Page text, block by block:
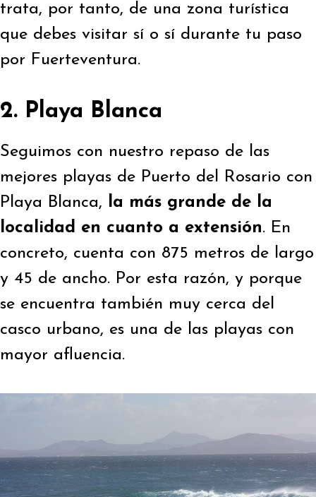
trata, por tanto, de una zona turística
que debes visitar sí o sí durante tu paso
por Fuerteventura.
2. Playa Blanca
Seguimos con nuestro repaso de las
mejores playas de Puerto del Rosario con
Playa Blanca, la más grande de la
localidad en cuanto a extensión. En
concreto, cuenta con 875 metros de largo
y 45 de ancho. Por esta razón, y porque
se encuentra también muy cerca del
casco urbano, es una de las playas con
mayor afluencia.